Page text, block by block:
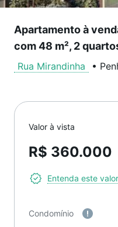
Apartamento à
com 48 m², 2
Rua Mirandinha •
Valor à vista
R$ 360.000
Entenda este valor
Condomínio